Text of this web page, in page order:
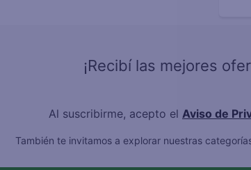
¡Recibí las mejores
Al suscribirme, acepto el Aviso de
También te invitamos a explorar nuestras